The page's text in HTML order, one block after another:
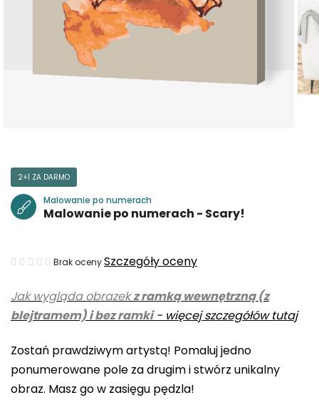
Jak wygląda obrazekz ramką wewnętrzną (z
blejtramem) i bez ramki- więcej szczegółów tutaj
Zostań prawdziwym artystą! Pomaluj jedno
ponumerowane pole za drugim i stwórz unikalny
obraz. Masz go w zasięgu pędzla!
2+1 ZA DARMO
Malowanie po numerach
Malowanie po numerach - Scary!
Średnia
produktu
wynosi
na
5
gwiazdek.
Brak ocenySzczegóły oceny